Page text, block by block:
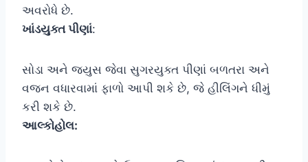
અવરોધે છે.
ખાંડયુક્ત પીણાં:
સોડા અને જ્યુસ જેવા સુગરયુક્ત પીણાં બળતરા અને
વજન વધારવામાં ફાળો આપી શકે છે, જે હીલિંગને ધીમું
કરી શકે છે.
આલ્કોહોલ: